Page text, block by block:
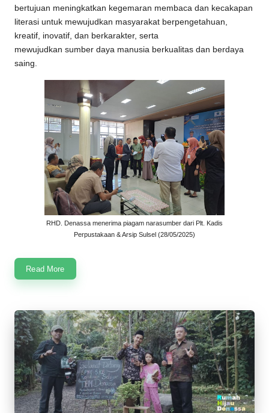
bertujuan meningkatkan kegemaran membaca dan kecakapan
literasi untuk mewujudkan masyarakat berpengetahuan,
kreatif, inovatif, dan berkarakter, serta
mewujudkan sumber daya manusia berkualitas dan berdaya
saing.
RHD. Denassa menerima piagam narasumber dari Plt. Kadis
Perpustakaan & Arsip Sulsel (28/05/2025)
Read More